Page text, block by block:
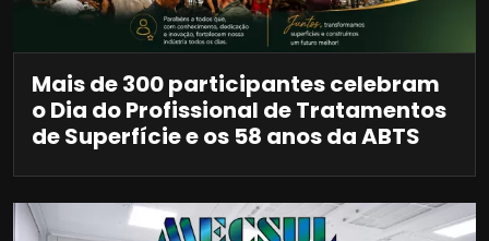
Mais de 300 participantes celebram
o Dia do Profissional de Tratamentos
de Superfície e os 58 anos da ABTS